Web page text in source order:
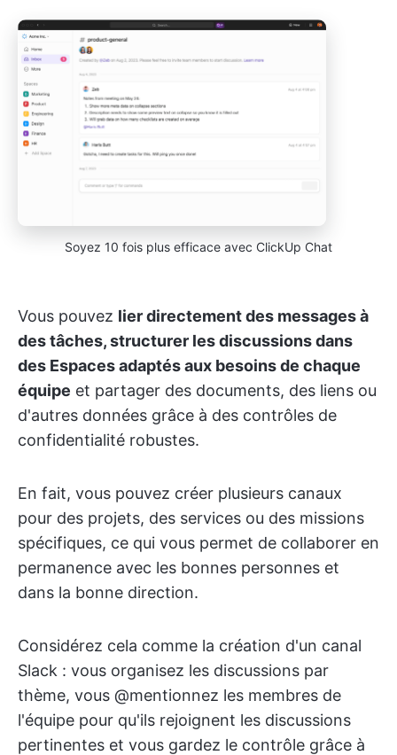
Soyez 10 fois plus efficace avec ClickUp Chat
Vous pouvez lier directement des messages à
des tâches, structurer les discussions dans
des Espaces adaptés aux besoins de chaque
équipe et partager des documents, des liens ou
d'autres données grâce à des contrôles de
confidentialité robustes.
En fait, vous pouvez créer plusieurs canaux
pour des projets, des services ou des missions
spécifiques, ce qui vous permet de collaborer en
permanence avec les bonnes personnes et
dans la bonne direction.
Considérez cela comme la création d'un canal
Slack : vous organisez les discussions par
thème, vous @mentionnez les membres de
l'équipe pour qu'ils rejoignent les discussions
pertinentes et vous gardez le contrôle grâce à